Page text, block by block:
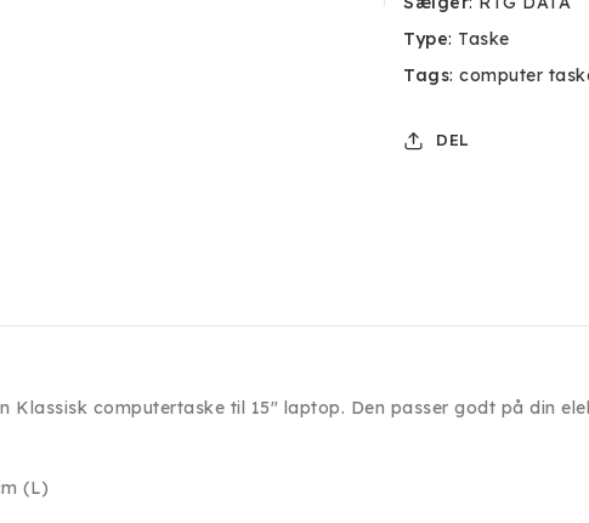
Type: Taske
Tags: computer
DEL
Klassisk computertaske til 15" laptop. Den passer godt på din
(L)